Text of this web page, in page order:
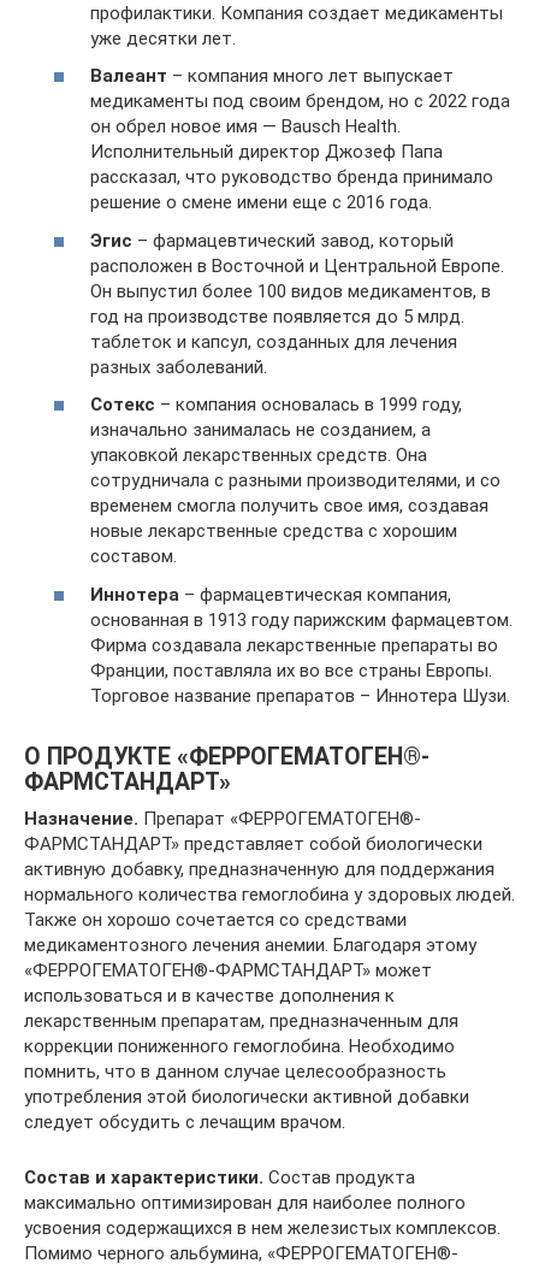
профилактики. Компания создает медикаменты
уже десятки лет.
Валеант – компания много лет выпускает
медикаменты под своим брендом, но с 2022 года
он обрел новое имя — Bausch Health.
Исполнительный директор Джозеф Папа
рассказал, что руководство бренда принимало
решение о смене имени еще с 2016 года.
Эгис – фармацевтический завод, который
расположен в Восточной и Центральной Европе.
Он выпустил более 100 видов медикаментов, в
год на производстве появляется до 5 млрд.
таблеток и капсул, созданных для лечения
разных заболеваний.
Сотекс – компания основалась в 1999 году,
изначально занималась не созданием, а
упаковкой лекарственных средств. Она
сотрудничала с разными производителями, и со
временем смогла получить свое имя, создавая
новые лекарственные средства с хорошим
составом.
Иннотера – фармацевтическая компания,
основанная в 1913 году парижским фармацевтом.
Фирма создавала лекарственные препараты во
Франции, поставляла их во все страны Европы.
Торговое название препаратов – Иннотера Шузи.
О ПРОДУКТЕ «ФЕРРОГЕМАТОГЕН®-
ФАРМСТАНДАРТ»
Назначение. Препарат «ФЕРРОГЕМАТОГЕН®-
ФАРМСТАНДАРТ» представляет собой биологически
активную добавку, предназначенную для поддержания
нормального количества гемоглобина у здоровых людей.
Также он хорошо сочетается со средствами
медикаментозного лечения анемии. Благодаря этому
«ФЕРРОГЕМАТОГЕН®-ФАРМСТАНДАРТ» может
использоваться и в качестве дополнения к
лекарственным препаратам, предназначенным для
коррекции пониженного гемоглобина. Необходимо
помнить, что в данном случае целесообразность
употребления этой биологически активной добавки
следует обсудить с лечащим врачом.
Состав и характеристики. Состав продукта
максимально оптимизирован для наиболее полного
усвоения содержащихся в нем железистых комплексов.
Помимо черного альбумина, «ФЕРРОГЕМАТОГЕН®-